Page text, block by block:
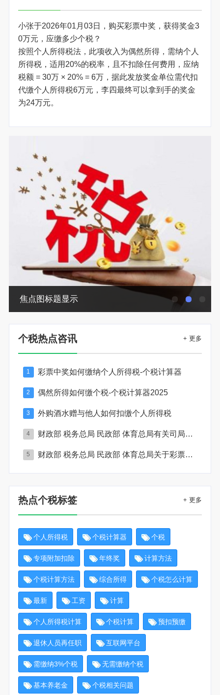
小张于2026年01月03日，购买彩票中奖，获得奖金3
0万元，应缴多少个税？
按照个人所得税法，此项收入为偶然所得，需纳个人
所得税，适用20%的税率，且不扣除任何费用，应纳
税额 = 30万 × 20% = 6万，据此发放奖金单位需代扣
代缴个人所得税6万元，李四最终可以拿到手的奖金
为24万元。
焦点图标题显示
个税热点咨讯 + 更多
1 彩票中奖如何缴纳个人所得税-个税计算器
2 偶然所得如何缴个税-个税计算器2025
3 外购酒水赠与他人如何扣缴个人所得税
4 财政部 税务总局 民政部 体育总局有关司局负责人就彩票兑奖与适用税法有关问题答记者问
5 财政部 税务总局 民政部 体育总局关于彩票兑奖与适用税法有关口径的公告
热点个税标签 + 更多
个人所得税 个税计算器 个税
专项附加扣除 年终奖 计算方法
个税计算方法 综合所得 个税怎么计算
最新 工资 计算
个人所得税计算 个税计算 预扣预缴
退休人员再任职 互联网平台
需缴纳3%个税 无需缴纳个税
基本养老金 个税相关问题